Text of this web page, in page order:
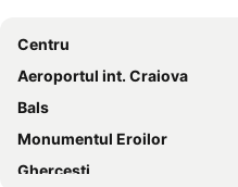
Centru
Aeroportul int. Craiova
Bals
Monumentul Eroilor
Ghercești